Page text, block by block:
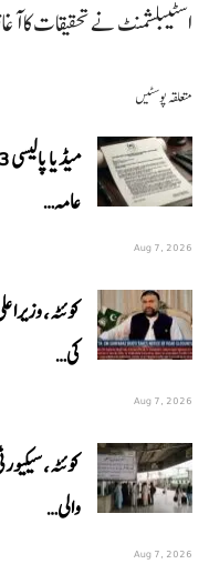
اسٹیبلشمنٹ نے تحقیقات کا
متعلقہ پوسٹیں
عامہ…
Aug 7, 2026
کوئٹہ،
کی…
Aug 7, 2026
کوئٹہ،
والی…
Aug 7, 2026